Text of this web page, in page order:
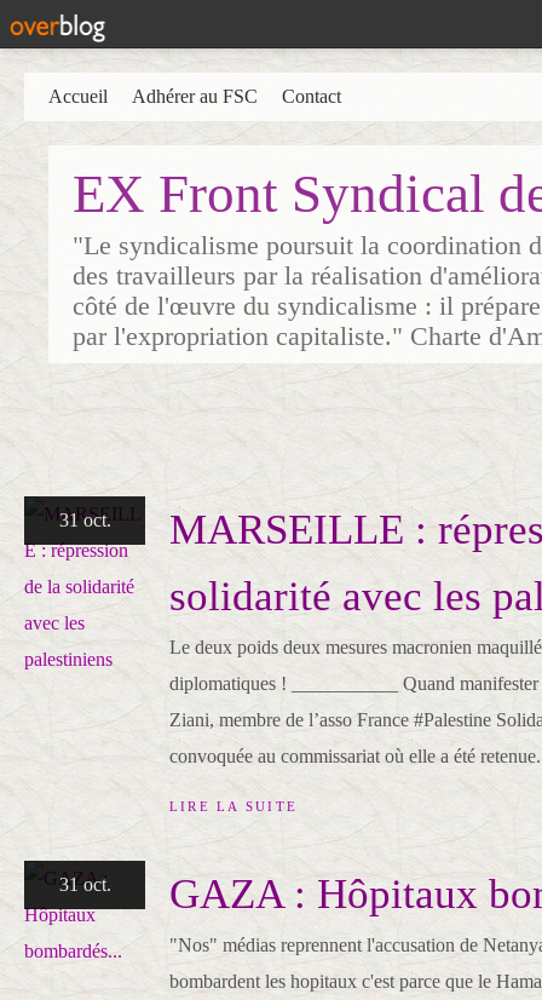
EX Front Syndical
"Le syndicalisme poursuit la coordination
des travailleurs par la réalisation
côté de l'œuvre du syndicalisme : il
par l'expropriation capitaliste." Charte
Accueil Adhérer au FSC Contact
31 oct.
MARSEILLE :
solidarité avec les
Le deux poids deux mesures macronien
diplomatiques ! ___________ Quand
Ziani, membre de l’asso France #Palestine
convoquée au commissariat où elle a été
LIRE LA SUITE
31 oct. GAZA : Hôpitaux
"Nos" médias reprennent l'accusation de
bombardent les hopitaux c'est parce que le